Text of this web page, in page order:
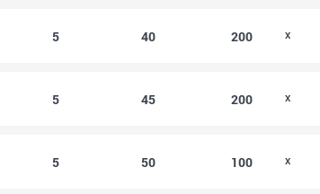
5 40 200
5 45 200
5 50 100